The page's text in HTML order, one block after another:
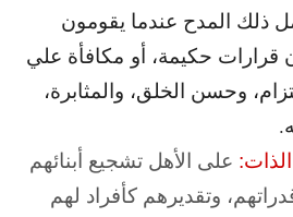
ذلك المدح عندما يقومون
قرارات حكيمة، أو مكافأة علي
وحسن الخلق، والمثابرة،
على الأهل تشجيع أبنائهم
وتقديرهم كأفراد لهم